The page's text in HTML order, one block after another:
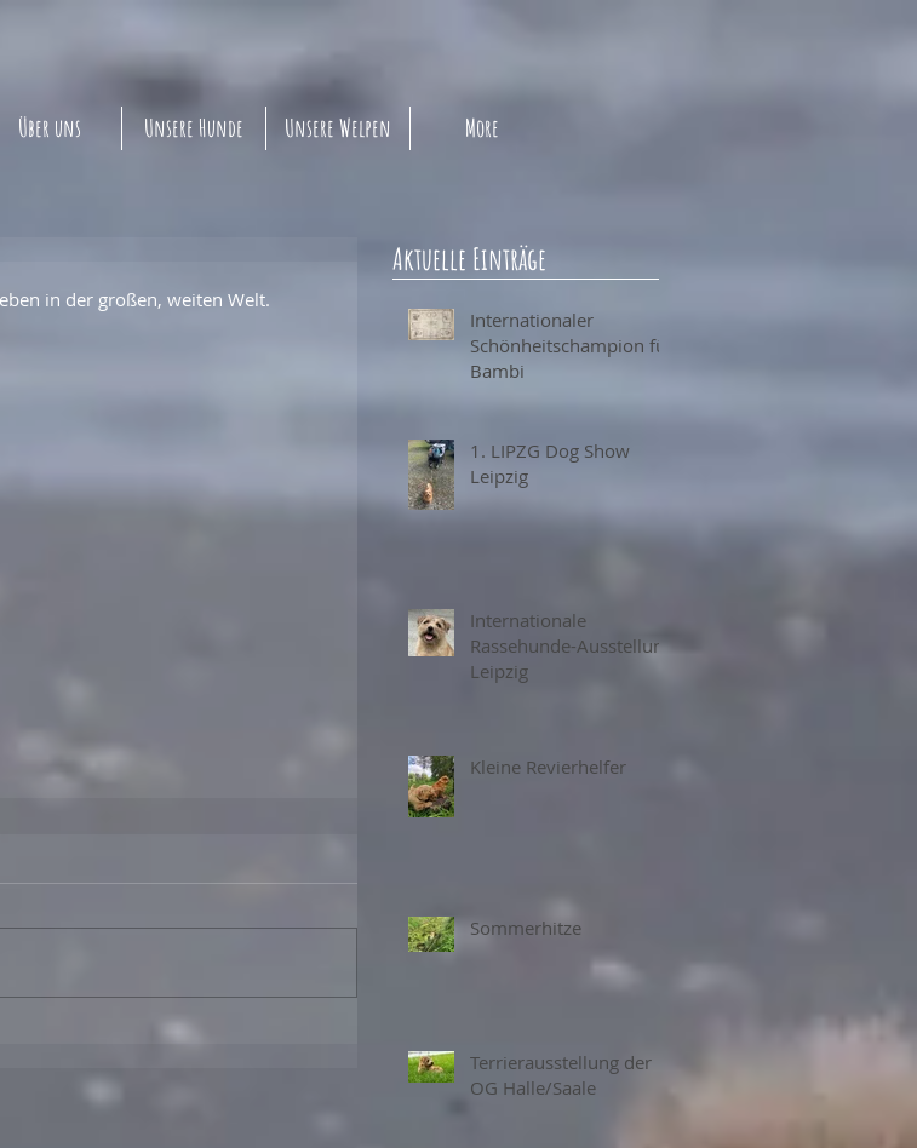
Über uns Unsere Hunde Unsere Welpen More
in der großen, weiten Welt.
Aktuelle Einträge
Internationaler
Schönheitschampion für
Bambi
1. LIPZG Dog Show
Leipzig
Internationale
Rassehunde-Ausstellung
Leipzig
Kleine Revierhelfer
Sommerhitze
Terrierausstellung der
OG Halle/Saale